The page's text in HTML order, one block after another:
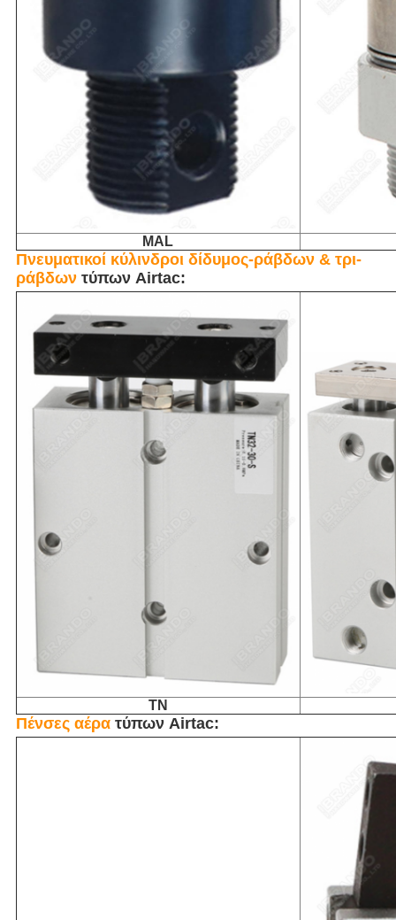
MAL
Πνευματικοί κύλινδροι δίδυμος-ράβδων & τρι-
ράβδων τύπων Airtac:
TN
Πένσες αέρα τύπων Airtac: